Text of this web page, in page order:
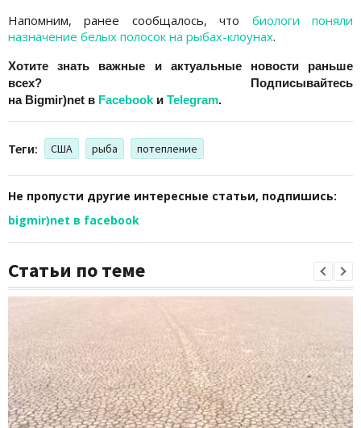
Напомним, ранее сообщалось, что биологи поняли
назначение белых полосок на рыбах-клоунах.
Хотите знать важные и актуальные новости раньше
всех? Подписывайтесь
на Bigmir)net в Facebook и Telegram.
Теги: США рыба потепление
Не пропусти другие интересные статьи, подпишись:
bigmir)net в facebook
Статьи по теме